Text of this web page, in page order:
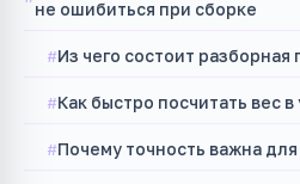
не ошибиться при сборке
Из чего состоит разборная
Как быстро посчитать вес в
Почему точность важна